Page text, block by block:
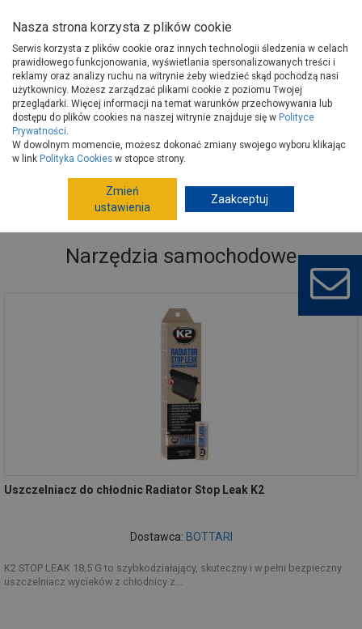
Strona główna Wokół domu
Motoryzacja
Artykuły motoryzacyjne
Narzędzia samochodowe
Narzędzia samochodowe
Uszczelniacz do chłodnic Radiator Stop Leak K2
Dostawca: BOTTARI
K2 STOP LEAK 18,5 G to szybkodziałający, skuteczny i w pełni bezpieczny
uszczelniacz wycieków z chłodnicy z...
Nasza strona korzysta z plików cookie
Serwis korzysta z plików cookie oraz innych technologii śledzenia w celach
prawidłowego funkcjonowania, wyświetlania spersonalizowanych treści i
reklamy oraz analizy ruchu na witrynie żeby wiedzieć skąd pochodzą nasi
użytkownicy. Możesz zarządzać plikami cookie z poziomu Twojej
przeglądarki. Więcej informacji na temat warunków przechowywania lub
dostępu do plików cookies na naszej witrynie znajduje się w Polityce
Prywatności.
W dowolnym momencie, możesz dokonać zmiany swojego wyboru klikając
w link Polityka Cookies w stopce strony.
Zmień
ustawienia
Zaakceptuj